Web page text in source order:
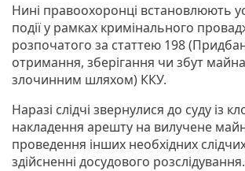
Нині правоохоронці встановлюють
події у рамках кримінального
розпочатого за статтею 198
отримання, зберігання чи збут
злочинним шляхом) ККУ.
Наразі слідчі звернулися до суду із
накладення арешту на вилучене
проведення інших необхідних
здійсненні досудового розслідування.